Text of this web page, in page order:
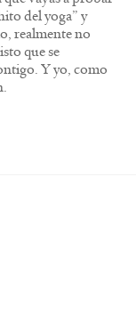
y por ello quiero
aportado y me
del yoga” y
realmente no
que se
Y yo, como
crecimiento y
en el maravilloso